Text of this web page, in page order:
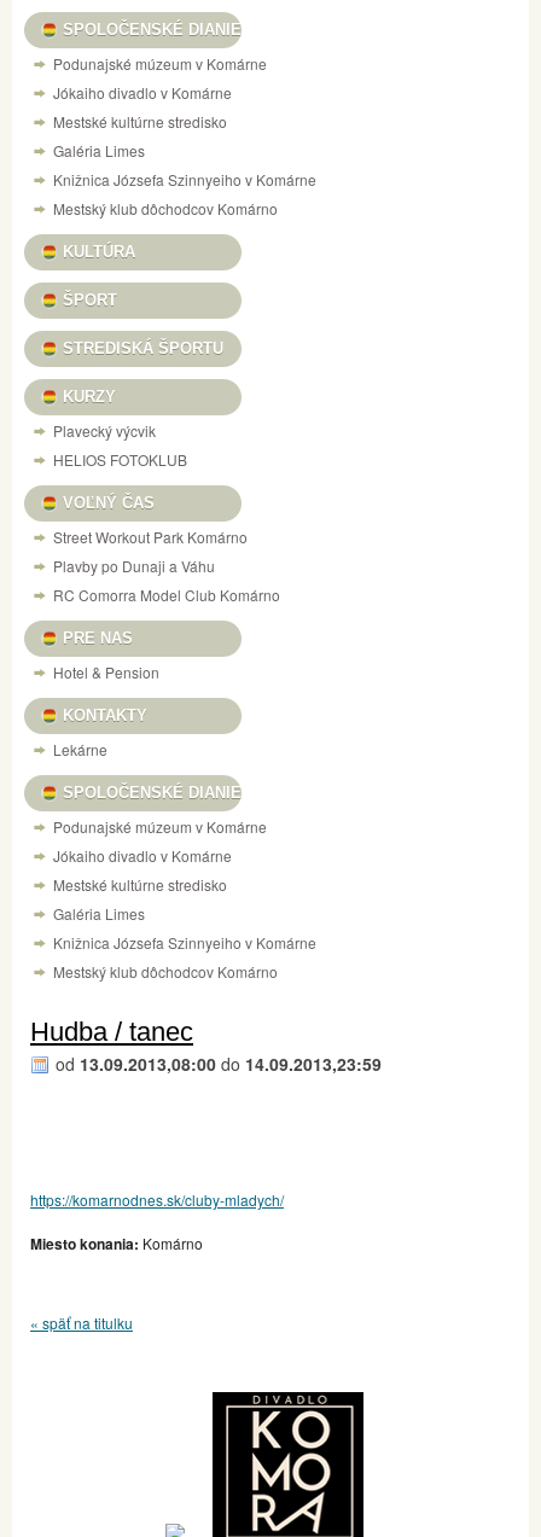
SPOLOČENSKÉ DIANIE
Podunajské múzeum v Komárne
Jókaiho divadlo v Komárne
Mestské kultúrne stredisko
Galéria Limes
Knižnica Józsefa Szinnyeiho v Komárne
Mestský klub dôchodcov Komárno
KULTÚRA
ŠPORT
STREDISKÁ ŠPORTU
KURZY
Plavecký výcvik
HELIOS FOTOKLUB
VOĽNÝ ČAS
Street Workout Park Komárno
Plavby po Dunaji a Váhu
RC Comorra Model Club Komárno
PRE NAS
Hotel & Pension
KONTAKTY
Lekárne
SPOLOČENSKÉ DIANIE
Podunajské múzeum v Komárne
Jókaiho divadlo v Komárne
Mestské kultúrne stredisko
Galéria Limes
Knižnica Józsefa Szinnyeiho v Komárne
Mestský klub dôchodcov Komárno
Hudba / tanec
od 13.09.2013,08:00 do 14.09.2013,23:59
https://komarnodnes.sk/cluby-mladych/
Miesto konania: Komárno
« späť na titulku